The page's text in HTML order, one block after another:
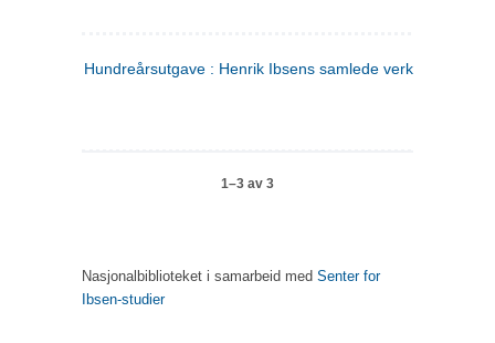
Hundreårsutgave : Henrik Ibsens samlede verker. 4
1–3 av 3
Nasjonalbiblioteket i samarbeid med Senter for
Ibsen-studier